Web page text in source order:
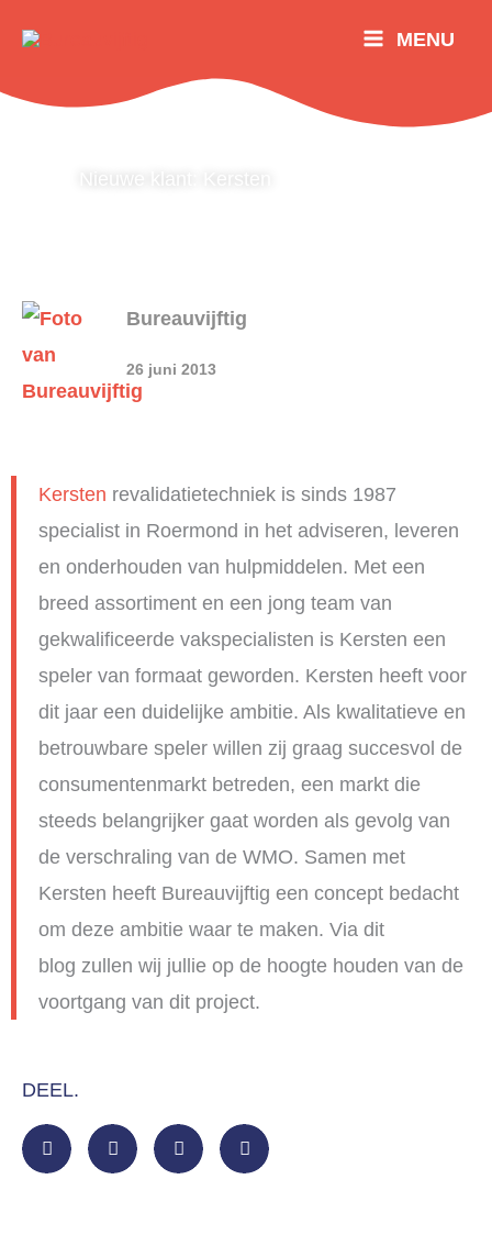
naar
de
MENU
Bureauvijftig
26 juni 2013
Kersten revalidatietechniek is sinds 1987
specialist in Roermond in het adviseren, leveren
en onderhouden van hulpmiddelen. Met een
breed assortiment en een jong team van
gekwalificeerde vakspecialisten is Kersten een
speler van formaat geworden. Kersten heeft voor
dit jaar een duidelijke ambitie. Als kwalitatieve en
betrouwbare speler willen zij graag succesvol de
consumentenmarkt betreden, een markt die
steeds belangrijker gaat worden als gevolg van
de verschraling van de WMO. Samen met
Kersten heeft Bureauvijftig een concept bedacht
om deze ambitie waar te maken. Via dit
blog zullen wij jullie op de hoogte houden van de
voortgang van dit project.
DEEL.